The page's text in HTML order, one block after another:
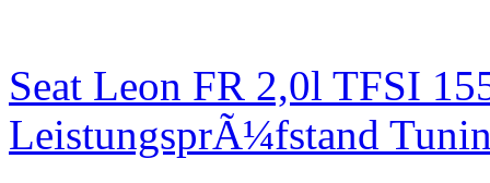
Seat Leon FR 2,0l TFSI
LeistungsprÃ¼fstand